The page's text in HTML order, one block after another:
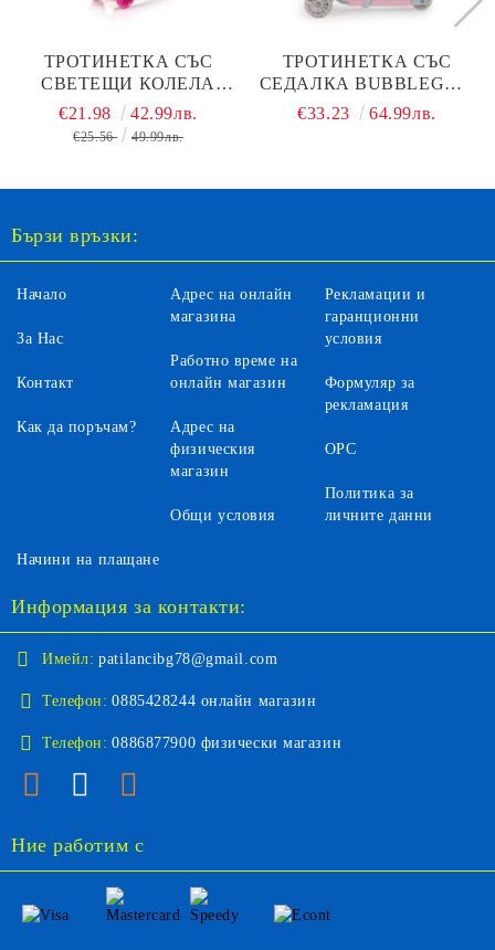
ТРОТИНЕТКА СЪС
СВЕТЕЩИ КОЛЕЛА
LORELLI MINI PINK
€21.98 42.99лв.
€25.56 49.99лв.
ТРОТИНЕТКА СЪС
СЕДАЛКА BUBBLEGUM
РОЗОВ
€33.23 64.99лв.
Бързи връзки:
Начало
За Нас
Контакт
Как да поръчам?
Адрес на онлайн
магазина
Работно време на
онлайн магазин
Адрес на
физическия
магазин
Общи условия
Рекламации и
гаранционни
условия
Формуляр за
рекламация
ОРС
Политика за
личните данни
Начини на плащане
Информация за контакти:
Имейл: patilancibg78@gmail.com
Телефон: 0885428244 онлайн магазин
Телефон: 0886877900 физически магазин
Ние работим с